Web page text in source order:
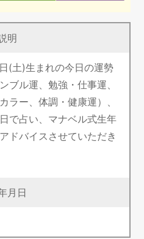
明
(土)生まれの今日の運勢
ブル運、勉強・仕事運、
ラー、体調・健康運）、
で占い、マナベル式生年
ドバイスさせていただき
月日